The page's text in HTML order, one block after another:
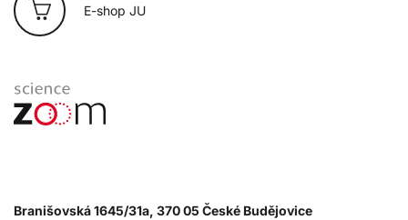
E-shop JU
Branišovská 1645/31a, 370 05 České Budějovice